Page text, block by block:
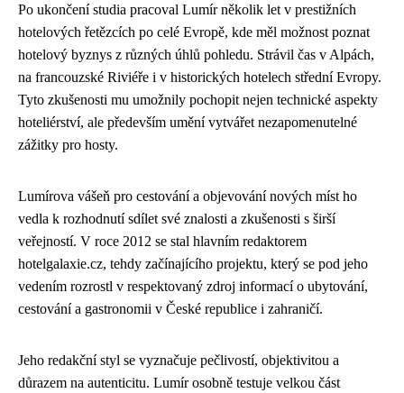
Po ukončení studia pracoval Lumír několik let v prestižních
hotelových řetězcích po celé Evropě, kde měl možnost poznat
hotelový byznys z různých úhlů pohledu. Strávil čas v Alpách,
na francouzské Riviéře i v historických hotelech střední Evropy.
Tyto zkušenosti mu umožnily pochopit nejen technické aspekty
hoteliérství, ale především umění vytvářet nezapomenutelné
zážitky pro hosty.
Lumírova vášeň pro cestování a objevování nových míst ho
vedla k rozhodnutí sdílet své znalosti a zkušenosti s širší
veřejností. V roce 2012 se stal hlavním redaktorem
hotelgalaxie.cz, tehdy začínajícího projektu, který se pod jeho
vedením rozrostl v respektovaný zdroj informací o ubytování,
cestování a gastronomii v České republice i zahraničí.
Jeho redakční styl se vyznačuje pečlivostí, objektivitou a
důrazem na autenticitu. Lumír osobně testuje velkou část